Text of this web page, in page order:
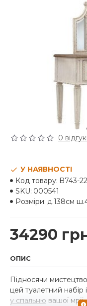
0
34290
У НАЯВНОСТІ
Код товару: B743-22
SKU: 000541
Розміри: д.138см
ОПИС
Підносячи
цей туалетний набір
у спальню вашої